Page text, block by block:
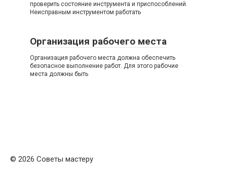
проверить состояние инструмента и приспособлений.
Неисправным инструментом работать
Организация рабочего места
Организация рабочего места должна обеспечить
безопасное выполнение работ. Для этого рабочие
места должны быть
© 2026 Советы мастеру